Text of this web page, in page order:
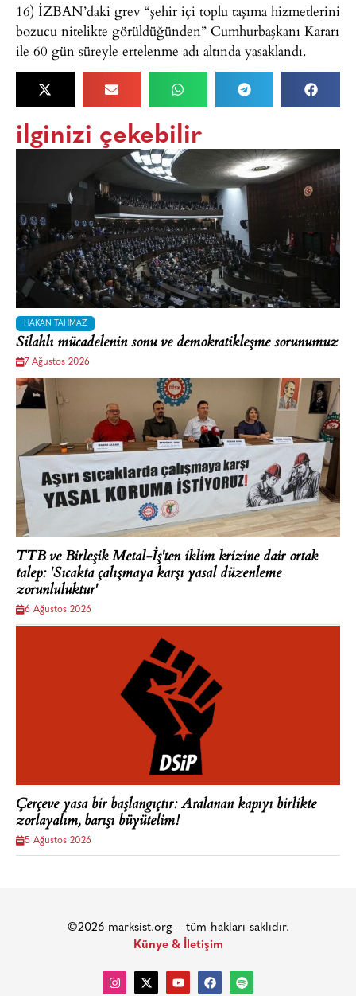
16) İZBAN’daki grev “şehir içi toplu taşıma hizmetlerini
bozucu nitelikte görüldüğünden” Cumhurbaşkanı Kararı
ile 60 gün süreyle ertelenme adı altında yasaklandı.
ilginizi çekebilir
HAKAN TAHMAZ
Silahlı mücadelenin sonu ve demokratikleşme sorunumuz
7 Ağustos 2026
TTB ve Birleşik Metal-İş'ten iklim krizine dair ortak
talep: 'Sıcakta çalışmaya karşı yasal düzenleme
zorunluluktur'
6 Ağustos 2026
Çerçeve yasa bir başlangıçtır: Aralanan kapıyı birlikte
zorlayalım, barışı büyütelim!
5 Ağustos 2026
©2026 marksist.org – tüm hakları saklıdır.
Künye & İletişim